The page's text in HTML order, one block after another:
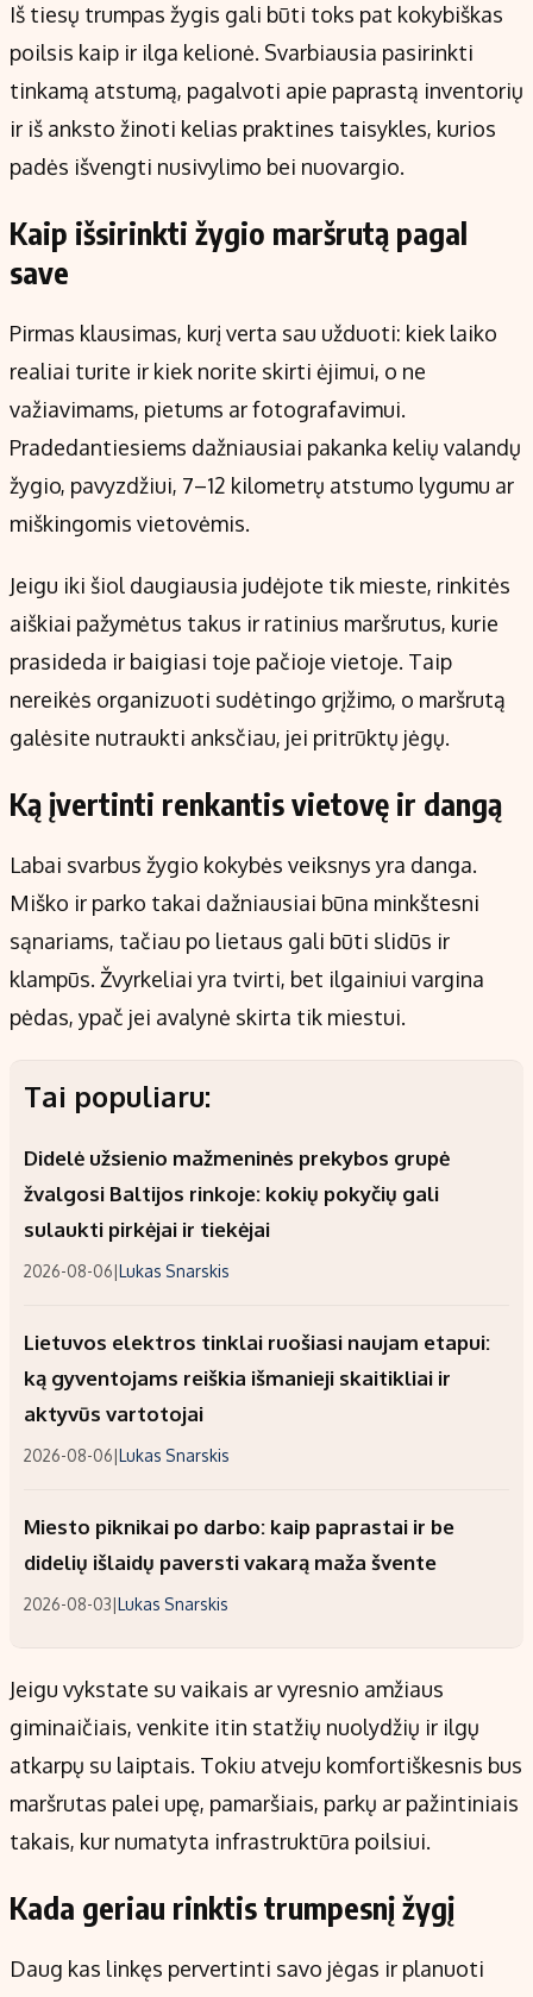
Iš tiesų trumpas žygis gali būti toks pat kokybiškas
poilsis kaip ir ilga kelionė. Svarbiausia pasirinkti
tinkamą atstumą, pagalvoti apie paprastą inventorių
ir iš anksto žinoti kelias praktines taisykles, kurios
padės išvengti nusivylimo bei nuovargio.
Kaip išsirinkti žygio maršrutą pagal
save
Pirmas klausimas, kurį verta sau užduoti: kiek laiko
realiai turite ir kiek norite skirti ėjimui, o ne
važiavimams, pietums ar fotografavimui.
Pradedantiesiems dažniausiai pakanka kelių valandų
žygio, pavyzdžiui, 7–12 kilometrų atstumo lygumu ar
miškingomis vietovėmis.
Jeigu iki šiol daugiausia judėjote tik mieste, rinkitės
aiškiai pažymėtus takus ir ratinius maršrutus, kurie
prasideda ir baigiasi toje pačioje vietoje. Taip
nereikės organizuoti sudėtingo grįžimo, o maršrutą
galėsite nutraukti anksčiau, jei pritrūktų jėgų.
Ką įvertinti renkantis vietovę ir dangą
Labai svarbus žygio kokybės veiksnys yra danga.
Miško ir parko takai dažniausiai būna minkštesni
sąnariams, tačiau po lietaus gali būti slidūs ir
klampūs. Žvyrkeliai yra tvirti, bet ilgainiui vargina
pėdas, ypač jei avalynė skirta tik miestui.
Tai populiaru:
Didelė užsienio mažmeninės prekybos grupė
žvalgosi Baltijos rinkoje: kokių pokyčių gali
sulaukti pirkėjai ir tiekėjai
2026-08-06|Lukas Snarskis
Lietuvos elektros tinklai ruošiasi naujam etapui:
ką gyventojams reiškia išmanieji skaitikliai ir
aktyvūs vartotojai
2026-08-06|Lukas Snarskis
Miesto piknikai po darbo: kaip paprastai ir be
didelių išlaidų paversti vakarą maža švente
2026-08-03|Lukas Snarskis
Jeigu vykstate su vaikais ar vyresnio amžiaus
giminaičiais, venkite itin statžių nuolydžių ir ilgų
atkarpų su laiptais. Tokiu atveju komfortiškesnis bus
maršrutas palei upę, pamaršiais, parkų ar pažintiniais
takais, kur numatyta infrastruktūra poilsiui.
Kada geriau rinktis trumpesnį žygį
Daug kas linkęs pervertinti savo jėgas ir planuoti